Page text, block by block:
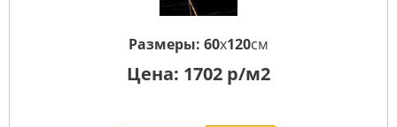
Размеры: 60x120см
Цена: 1702 р/м2